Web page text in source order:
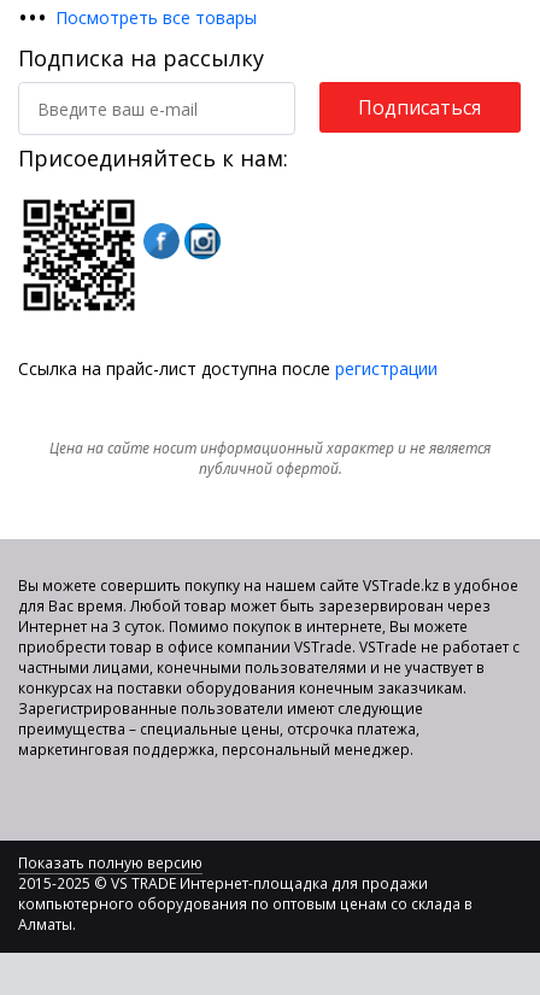
••• Посмотреть все товары
Подписка на рассылку
Подписаться
Присоединяйтесь к нам:
Ссылка на прайс-лист доступна после регистрации
Цена на сайте носит информационный характер и не является
публичной офертой.
Вы можете совершить покупку на нашем сайте VSTrade.kz в удобное
для Вас время. Любой товар может быть зарезервирован через
Интернет на 3 суток. Помимо покупок в интернете, Вы можете
приобрести товар в офисе компании VSTrade. VSTrade не работает с
частными лицами, конечными пользователями и не участвует в
конкурсах на поставки оборудования конечным заказчикам.
Зарегистрированные пользователи имеют следующие
преимущества – специальные цены, отсрочка платежа,
маркетинговая поддержка, персональный менеджер.
Показать полную версию
2015-2025 © VS TRADE Интернет-площадка для продажи
компьютерного оборудования по оптовым ценам со склада в
Алматы.